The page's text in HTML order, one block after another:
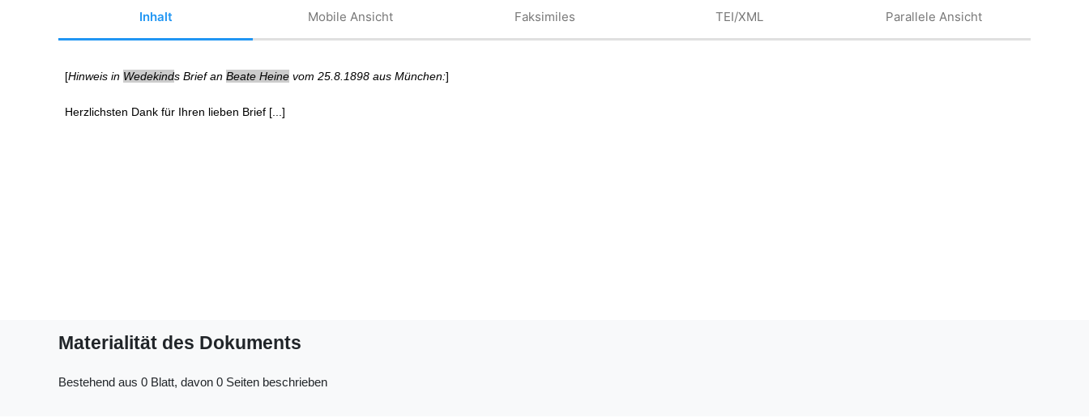
Inhalt Mobile Ansicht Faksimiles TEI/XML Parallele Ansicht
[Hinweis in Wedekinds Brief an Beate Heinevom 25.8.1898 aus München:]
Herzlichsten Dank für Ihren lieben Brief [...]
Materialität des Dokuments
Bestehend aus 0 Blatt, davon 0 Seiten beschrieben